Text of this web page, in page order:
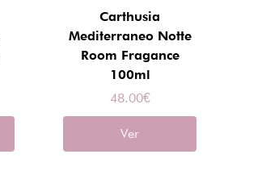
Carthusia
Mediterraneo Notte
Room Fragance
100ml
48.00€
Ver